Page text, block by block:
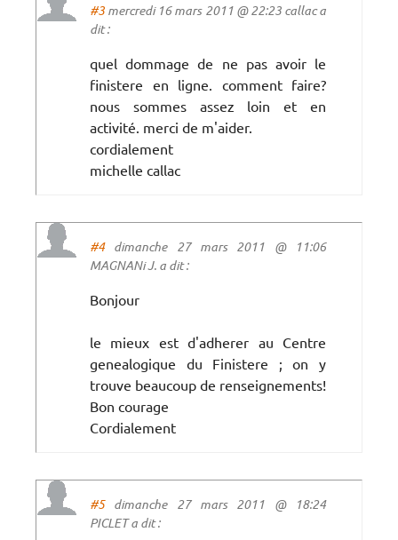
#3 mercredi 16 mars 2011 @ 22:23 callac a
dit :
quel dommage de ne pas avoir le
finistere en ligne. comment faire?
nous sommes assez loin et en
activité. merci de m'aider.
cordialement
michelle callac
#4dimanche 27 mars 2011 @ 11:06
MAGNANi J. a dit :
Bonjour
le mieux est d'adherer au Centre
genealogique du Finistere ; on y
trouve beaucoup de renseignements!
Bon courage
Cordialement
#5dimanche 27 mars 2011 @ 18:24
PICLET a dit :